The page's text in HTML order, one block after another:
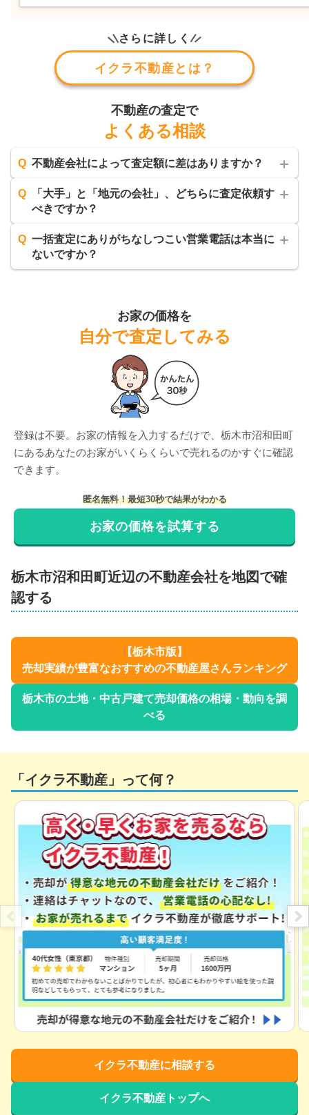
さらに詳しく
イクラ不動産とは？
不動産の査定で
よくある相談
Q 不動産会社によって査定額に差はありますか？
Q
「大手」と「地元の会社」、どちらに査定依頼す
べきですか？
Q 一括査定にありがちなしつこい営業電話は本当に
ないですか？
お家の価格を
自分で査定してみる
登録は不要。お家の情報を入力するだけで、 栃木市沼和田町
にあるあなたのお家がいくらくらいで売れるのかすぐに確認
できます。
匿名無料！最短30秒で結果がわかる
お家の価格を試算する
栃木市沼和田町近辺の不動産会社を地図で確
認する
【栃木市版】
売却実績が豊富なおすすめの不動産屋さんランキング
栃木市の土地・中古戸建て売却価格の相場・動向を調
べる
「イクラ不動産」って何？
イクラ不動産に相談する
イクラ不動産トップへ